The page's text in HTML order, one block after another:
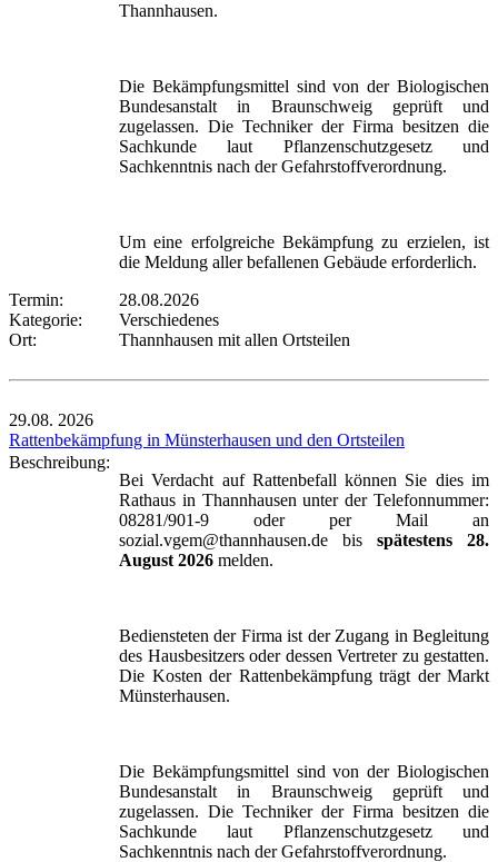
Thannhausen.
Die Bekämpfungsmittel sind von der Biologischen
Bundesanstalt in Braunschweig geprüft und
zugelassen. Die Techniker der Firma besitzen die
Sachkunde laut Pflanzenschutzgesetz und
Sachkenntnis nach der Gefahrstoffverordnung.
Um eine erfolgreiche Bekämpfung zu erzielen, ist
die Meldung aller befallenen Gebäude erforderlich.
Termin:
28.08.2026
Kategorie:
Verschiedenes
Ort:
Thannhausen mit allen Ortsteilen
29.08. 2026
Rattenbekämpfung in Münsterhausen und den Ortsteilen
Beschreibung:
Bei Verdacht auf Rattenbefall können Sie dies im
Rathaus in Thannhausen unter der Telefonnummer:
08281/901-9 oder per Mail an
sozial.vgem@thannhausen.de bis spätestens 28.
August 2026 melden.
Bediensteten der Firma ist der Zugang in Begleitung
des Hausbesitzers oder dessen Vertreter zu gestatten.
Die Kosten der Rattenbekämpfung trägt der Markt
Münsterhausen.
Die Bekämpfungsmittel sind von der Biologischen
Bundesanstalt in Braunschweig geprüft und
zugelassen. Die Techniker der Firma besitzen die
Sachkunde laut Pflanzenschutzgesetz und
Sachkenntnis nach der Gefahrstoffverordnung.